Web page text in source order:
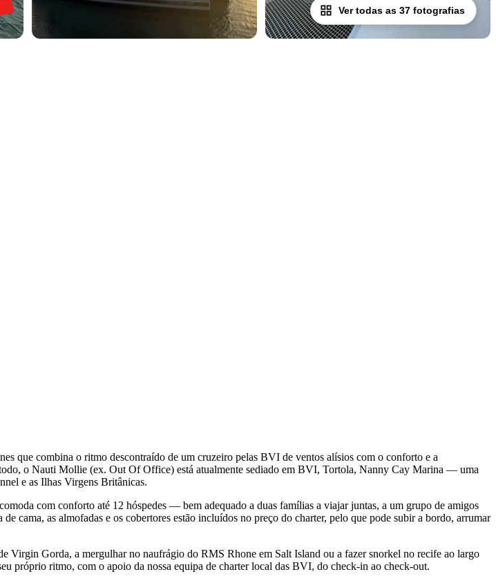
Ver todas as 37 fotografias
que combina o ritmo descontraído de um cruzeiro pelas BVI de ventos alísios com o conforto e a
o Nauti Mollie (ex. Out Of Office) está atualmente sediado em BVI, Tortola, Nanny Cay Marina — uma
e as Ilhas Virgens Britânicas.
com conforto até 12 hóspedes — bem adequado a duas famílias a viajar juntas, a um grupo de amigos
cama, as almofadas e os cobertores estão incluídos no preço do charter, pelo que pode subir a bordo, arrumar
Virgin Gorda, a mergulhar no naufrágio do RMS Rhone em Salt Island ou a fazer snorkel no recife ao largo
próprio ritmo, com o apoio da nossa equipa de charter local das BVI, do check-in ao check-out.